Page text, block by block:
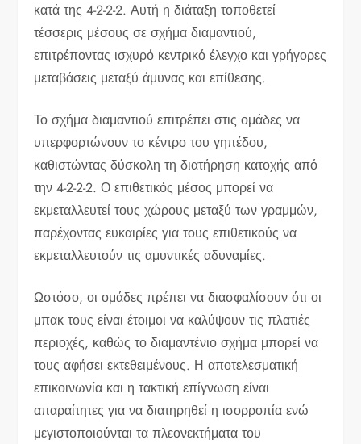
κατά της 4-2-2-2. Αυτή η διάταξη τοποθετεί
τέσσερις μέσους σε σχήμα διαμαντιού,
επιτρέποντας ισχυρό κεντρικό έλεγχο και γρήγορες
μεταβάσεις μεταξύ άμυνας και επίθεσης.
Το σχήμα διαμαντιού επιτρέπει στις ομάδες να
υπερφορτώνουν το κέντρο του γηπέδου,
καθιστώντας δύσκολη τη διατήρηση κατοχής από
την 4-2-2-2. Ο επιθετικός μέσος μπορεί να
εκμεταλλευτεί τους χώρους μεταξύ των γραμμών,
παρέχοντας ευκαιρίες για τους επιθετικούς να
εκμεταλλευτούν τις αμυντικές αδυναμίες.
Ωστόσο, οι ομάδες πρέπει να διασφαλίσουν ότι οι
μπακ τους είναι έτοιμοι να καλύψουν τις πλατιές
περιοχές, καθώς το διαμαντένιο σχήμα μπορεί να
τους αφήσει εκτεθειμένους. Η αποτελεσματική
επικοινωνία και η τακτική επίγνωση είναι
απαραίτητες για να διατηρηθεί η ισορροπία ενώ
μεγιστοποιούνται τα πλεονεκτήματα του